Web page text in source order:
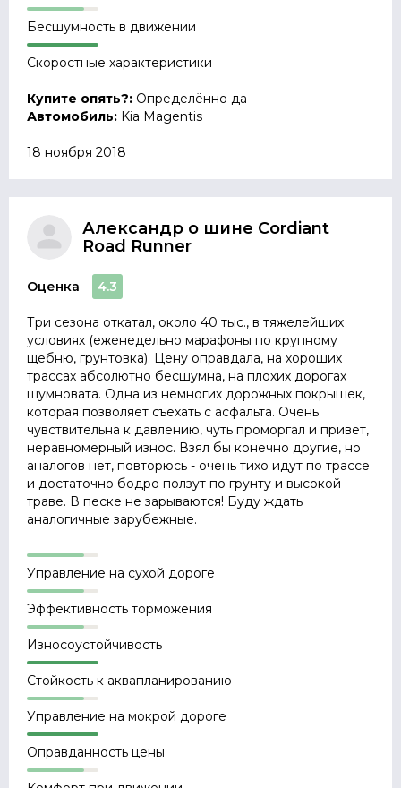
Бесшумность в движении
Скоростные характеристики
Купите опять?: Определённо да
Автомобиль: Kia Magentis
18 ноября 2018
Александр о шине Cordiant
Road Runner
Оценка 4.3
Три сезона откатал, около 40 тыс., в тяжелейших
условиях (еженедельно марафоны по крупному
щебню, грунтовка). Цену оправдала, на хороших
трассах абсолютно бесшумна, на плохих дорогах
шумновата. Одна из немногих дорожных покрышек,
которая позволяет съехать с асфальта. Очень
чувствительна к давлению, чуть проморгал и привет,
неравномерный износ. Взял бы конечно другие, но
аналогов нет, повторюсь - очень тихо идут по трассе
и достаточно бодро ползут по грунту и высокой
траве. В песке не зарываются! Буду ждать
аналогичные зарубежные.
Управление на сухой дороге
Эффективность торможения
Износоустойчивость
Стойкость к аквапланированию
Управление на мокрой дороге
Оправданность цены